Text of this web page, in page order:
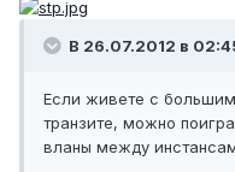
В 26.07.2012 в
Если живете с
транзите, можно
вланы между